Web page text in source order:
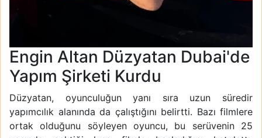
Engin Altan Düzyatan Dubai'de
Yapım Şirketi Kurdu
Düzyatan, oyunculuğun yanı sıra uzun süredir
yapımcılık alanında da çalıştığını belirtti. Bazı filmlere
ortak olduğunu söyleyen oyuncu, bu serüvenin 25